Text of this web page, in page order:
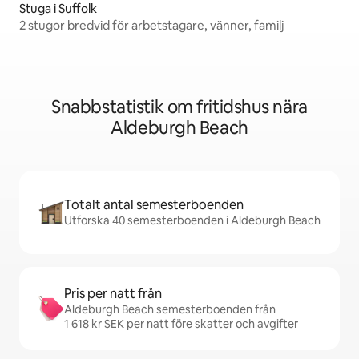
Stuga i Suffolk
2 stugor bredvid för arbetstagare, vänner, familj
Snabbstatistik om fritidshus nära
Aldeburgh Beach
Totalt antal semesterboenden
Utforska 40 semesterboenden i Aldeburgh Beach
Pris per natt från
Aldeburgh Beach semesterboenden från
1 618 kr SEK per natt före skatter och avgifter